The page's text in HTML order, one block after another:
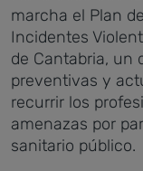
marcha el Plan
Incidentes
de Cantabria, un
preventivas y
recurrir los
amenazas por
sanitario público.